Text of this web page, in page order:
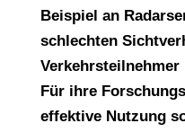
Beispiel an
schlechten
Für ihre
effektive Nutzung